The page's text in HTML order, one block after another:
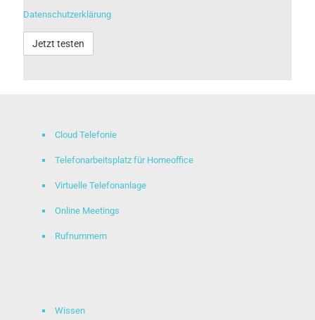
Datenschutzerklärung
Cloud Telefonie
Telefonarbeitsplatz für Homeoffice
Virtuelle Telefonanlage
Online Meetings
Rufnummern
Wissen